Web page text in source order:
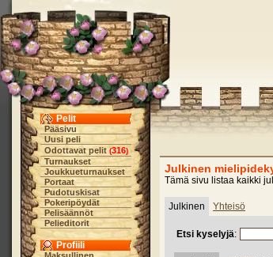
Pelit
Pääsivu
Uusi peli
Odottavat pelit (316)
Turnaukset
Joukkueturnaukset
Portaat
Pudotuskisat
Pokeripöydät
Pelisäännöt
Pelieditorit
Profiili
Julkinen
Tämä sivu listaa kaikki
Julkinen Yhteisö
Etsi kyselyjä: